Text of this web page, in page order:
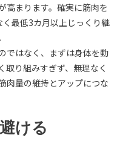
高まります。確実に筋肉を
最低3カ月以上じっくり継
ではなく、まずは身体を動
取り組みすぎず、無理なく
肉量の維持とアップにつな
ける